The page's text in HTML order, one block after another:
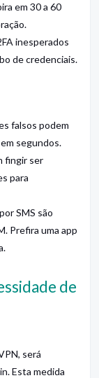
em 30 a 60
inesperados
de credenciais.
falsos podem
segundos.
fingir ser
para
SMS são
Prefira uma app
de
será
Esta medida